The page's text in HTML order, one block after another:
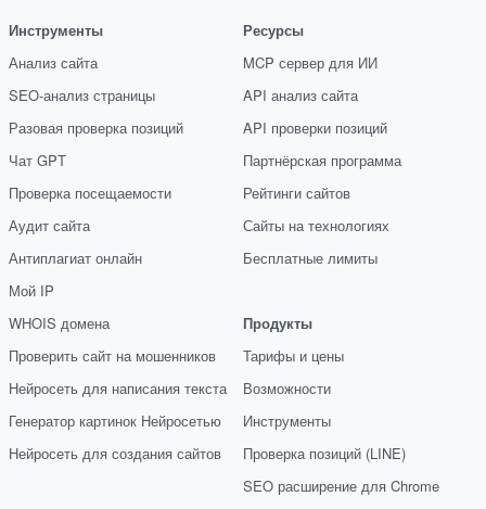
Инструменты
Анализ сайта
SEO-анализ страницы
Разовая проверка позиций
Чат GPT
Проверка посещаемости
Аудит сайта
Антиплагиат онлайн
Мой IP
WHOIS домена
Проверить сайт на мошенников
Нейросеть для написания текста
Генератор картинок Нейросетью
Нейросеть для создания сайтов
Ресурсы
MCP сервер для ИИ
API анализ сайта
API проверки позиций
Партнёрская программа
Рейтинги сайтов
Сайты на технологиях
Бесплатные лимиты
Продукты
Тарифы и цены
Возможности
Инструменты
Проверка позиций (LINE)
SEO расширение для Chrome